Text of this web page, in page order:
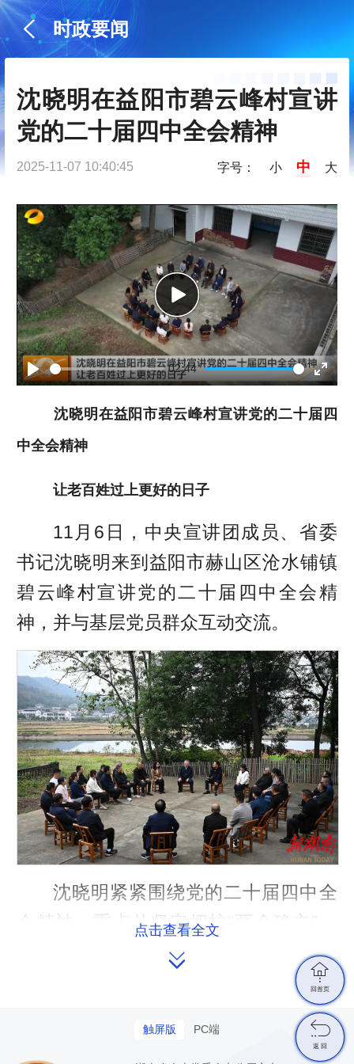
时政要闻
沈晓明在益阳市碧云峰村宣讲
党的二十届四中全会精神
2025-11-07 10:40:45 字号： 小 中 大
P
a
02:44
E
n
f
u
l
s
c
r
e
e
n
P
l
y
沈晓明在益阳市碧云峰村宣讲党的二十届四
中全会精神
让老百姓过上更好的日子
11月6日，中央宣讲团成员、省委
书记沈晓明来到益阳市赫山区沧水铺镇
碧云峰村宣讲党的二十届四中全会精
神，并与基层党员群众互动交流。
沈晓明紧紧围绕党的二十届四中全
会精神，重点从坚定拥护“两个确立”、
坚决做到“两个维护”，为什么要编制五
年规划，“两个一百年”奋斗目标内涵及
与“十五五”规划的关系，“十五五”规划跟
群众息息相关等方面作了深入浅出的阐
点击查看全文

触屏版 PC端

回首页

返 回